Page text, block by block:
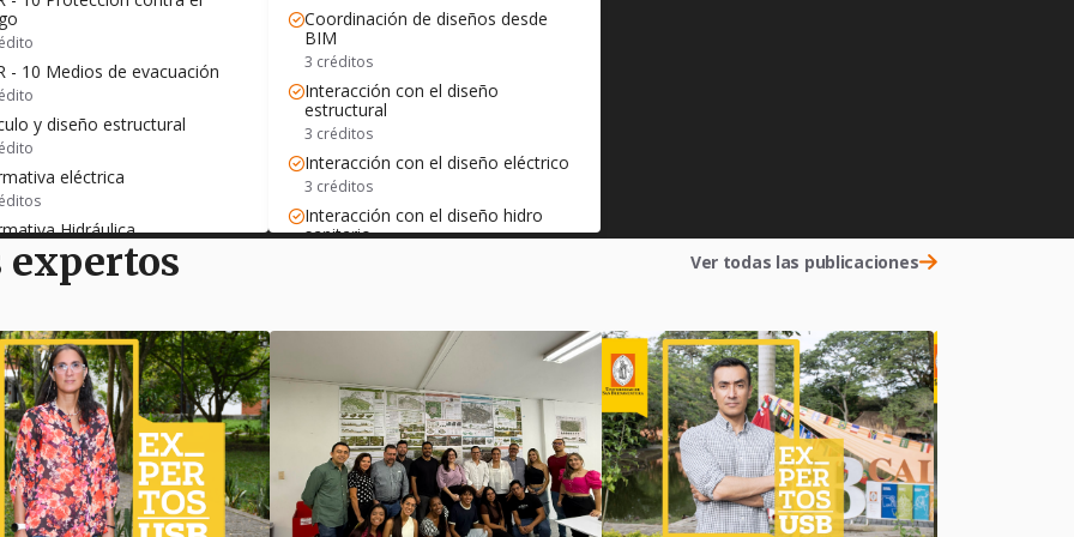
- 10 Medios de evacuación
y diseño estructural
eléctrica
Hidráulica
ambiental internacional
ambiental nacional
de accesibilidad
de seguridad en la obra
integrador normativo
Coordinación de diseños desde
BIM
3 créditos
Interacción con el diseño
estructural
3 créditos
Interacción con el diseño eléctrico
3 créditos
Interacción con el diseño hidro
sanitario
3 créditos
Control de conflictos entre los
diseños
3 créditos
Coordinación administrativa desde
BIM
3 créditos
Control de presupuestos
3 créditos
expertos Ver todas las publicaciones